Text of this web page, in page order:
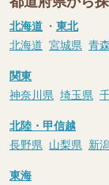
北海道 ・ 東北
北海道 宮城県 青
関東
神奈川県 埼玉県
北陸・甲信越
長野県 山梨県 新
東海